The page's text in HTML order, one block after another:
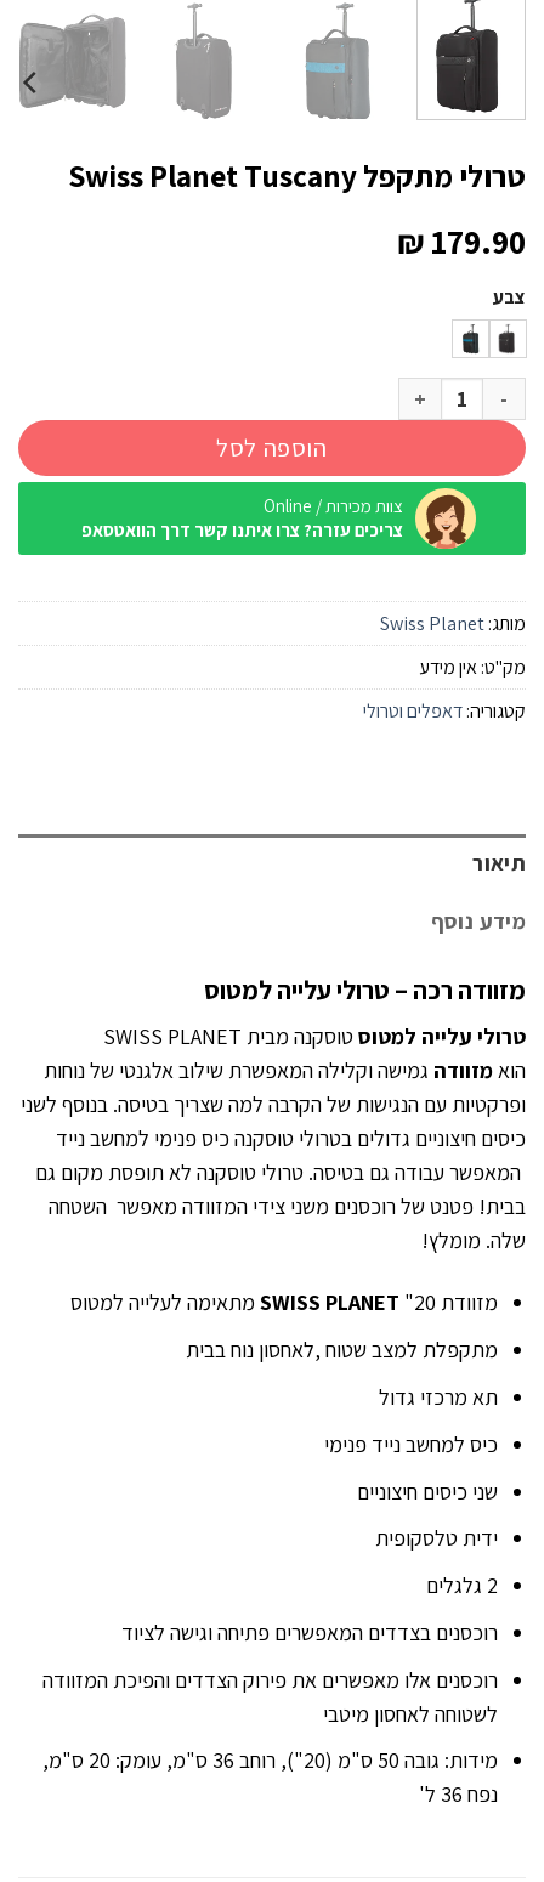
טרולי מתקפל Swiss Planet Tuscany
₪179.90
צבע
כמות של טרולי מתקפל Swiss Planet Tuscany
הוספה לסל
צוות מכירות / Online
צריכים עזרה? צרו איתנו קשר דרך הוואטסאפ
מותג:Swiss Planet
מק"ט:אין מידע
קטגוריה:דאפלים וטרולי
תיאור
מידע נוסף
מזוודה רכה – טרולי עלייה למטוס
טרולי עלייה למטוס
טוסקנה מבית SWISS PLANET
הואמזוודה גמישה וקלילה המאפשרת שילוב אלגנטי של נוחות
ופרקטיות עם הנגישות של הקרבה למה שצריך בטיסה. בנוסף לשני
כיסים חיצוניים גדולים בטרולי טוסקנה כיס פנימי למחשב נייד
המאפשר עבודה גם בטיסה. טרולי טוסקנה לא תופסת מקום גם
בבית! פטנט של רוכסנים משני צידי המזוודה מאפשר השטחה
שלה. מומלץ!
מזוודת 20" SWISS PLANET מתאימה לעלייה למטוס
מתקפלת למצב שטוח ,לאחסון נוח בבית
תא מרכזי גדול
כיס למחשב נייד פנימי
שני כיסים חיצוניים
ידית טלסקופית
2 גלגלים
רוכסנים בצדדים המאפשרים פתיחה וגישה לציוד
רוכסנים אלו מאפשרים את פירוק הצדדים והפיכת המזוודה
לשטוחה לאחסון מיטבי
מידות: גובה 50 ס"מ (20"), רוחב 36 ס"מ, עומק: 20 ס"מ,
נפח 36 ל'